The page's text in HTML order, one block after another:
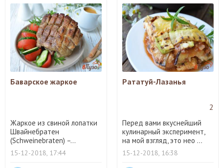
Баварское жаркое
Жаркое из свиной лопатки
Швайнебратен
(Schweinebraten) –...
15-12-2018, 17:44
Рататуй-Лазанья
2
Перед вами вкуснейший
кулинарный эксперимент,
на мой взгляд, это нео ...
15-12-2018, 16:38